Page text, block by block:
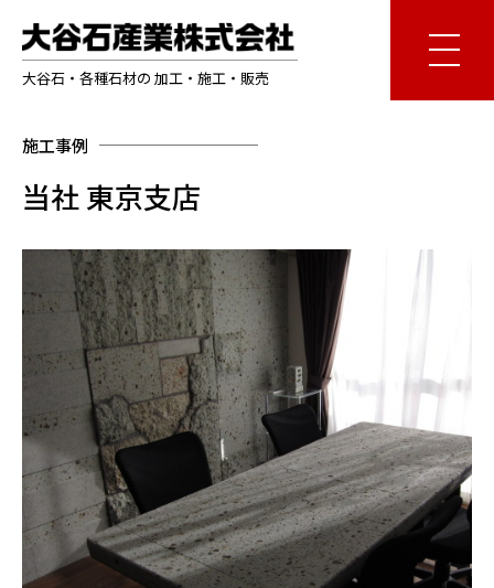
大谷石・各種石材の 加工・施工・販売
施工事例
当社 東京支店